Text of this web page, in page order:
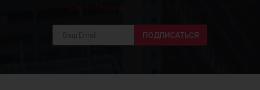
ПОДПИСАТЬСЯ